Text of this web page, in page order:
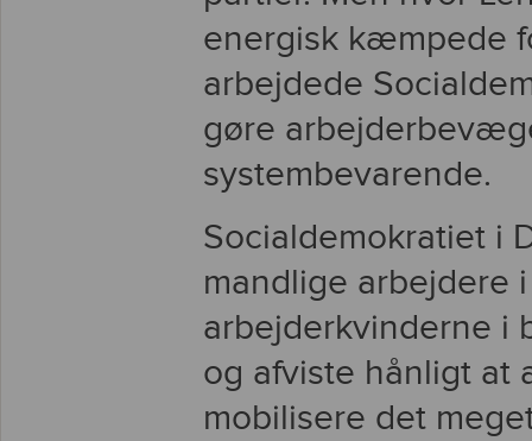
energisk kæmpede
arbejdede
gøre
systembevarende.
Socialdemokratiet i
mandlige arbejdere
arbejderkvinderne i
og afviste hånligt at
mobilisere det